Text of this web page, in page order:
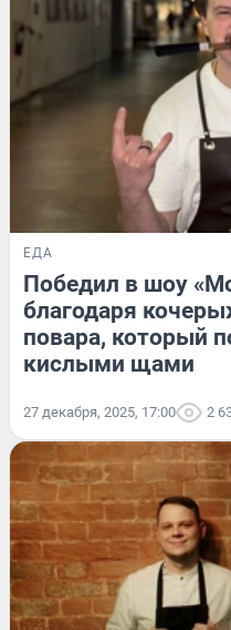
ЕДА
Победил в шоу
благодаря
повара, который
кислыми щами
27 декабря, 2025, 17:00 2